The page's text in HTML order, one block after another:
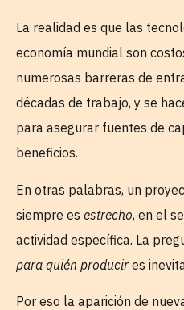
La realidad es que las
economía mundial son
numerosas barreras de
décadas de trabajo, y se
para asegurar fuentes de
beneficios.
En otras palabras, un
siempre es estrecho, en el
actividad específica. La
para quién producir es
Por eso la aparición de